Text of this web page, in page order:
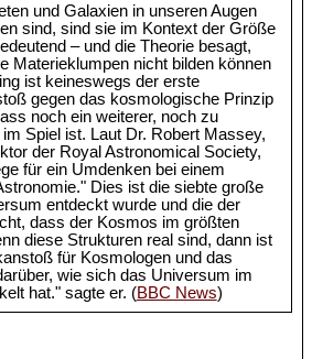
und Galaxien in unseren Augen
sind, sind sie im Kontext der Größe
– und die Theorie besagt,
Materieklumpen nicht bilden können
ist keineswegs der erste
gegen das kosmologische Prinzip
noch ein weiterer, noch zu
Spiel ist. Laut Dr. Robert Massey,
der Royal Astronomical Society,
für ein Umdenken bei einem
Dies ist die siebte große
entdeckt wurde und die der
dass der Kosmos im größten
diese Strukturen real sind, dann ist
für Kosmologen und das
wie sich das Universum im
hat." sagte er. (BBC News)